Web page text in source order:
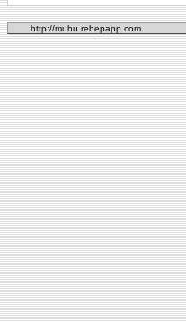
http://muhu.rehepapp.com